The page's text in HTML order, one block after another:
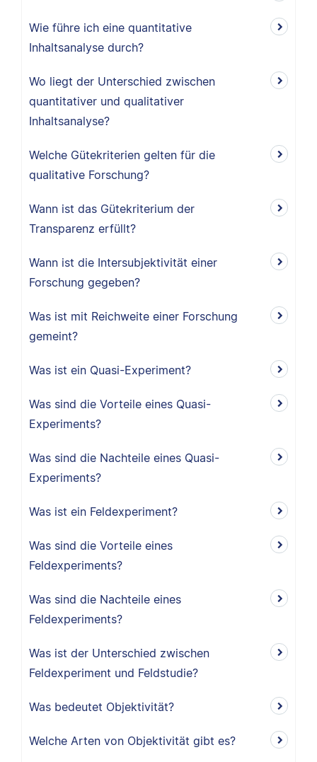
Wie führe ich eine quantitative
Inhaltsanalyse durch?
Wo liegt der Unterschied zwischen
quantitativer und qualitativer
Inhaltsanalyse?
Welche Gütekriterien gelten für die
qualitative Forschung?
Wann ist das Gütekriterium der
Transparenz erfüllt?
Wann ist die Intersubjektivität einer
Forschung gegeben?
Was ist mit Reichweite einer Forschung
gemeint?
Was ist ein Quasi-Experiment?
Was sind die Vorteile eines Quasi-
Experiments?
Was sind die Nachteile eines Quasi-
Experiments?
Was ist ein Feldexperiment?
Was sind die Vorteile eines
Feldexperiments?
Was sind die Nachteile eines
Feldexperiments?
Was ist der Unterschied zwischen
Feldexperiment und Feldstudie?
Was bedeutet Objektivität?
Welche Arten von Objektivität gibt es?